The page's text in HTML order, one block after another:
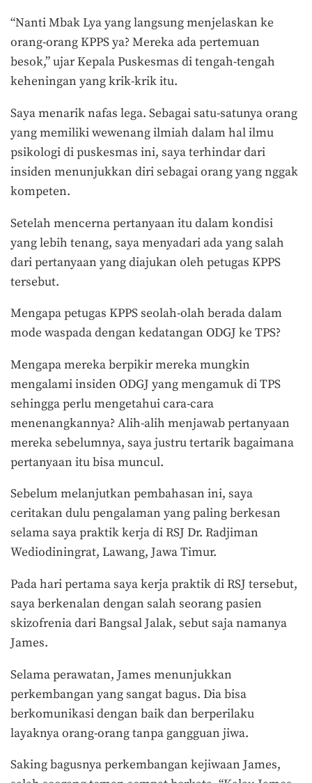
“Nanti Mbak Lya yang langsung menjelaskan ke
orang-orang KPPS ya? Mereka ada pertemuan
besok,” ujar Kepala Puskesmas di tengah-tengah
keheningan yang krik-krik itu.
Saya menarik nafas lega. Sebagai satu-satunya orang
yang memiliki wewenang ilmiah dalam hal ilmu
psikologi di puskesmas ini, saya terhindar dari
insiden menunjukkan diri sebagai orang yang nggak
kompeten.
Setelah mencerna pertanyaan itu dalam kondisi
yang lebih tenang, saya menyadari ada yang salah
dari pertanyaan yang diajukan oleh petugas KPPS
tersebut.
Mengapa petugas KPPS seolah-olah berada dalam
mode waspada dengan kedatangan ODGJ ke TPS?
Mengapa mereka berpikir mereka mungkin
mengalami insiden ODGJ yang mengamuk di TPS
sehingga perlu mengetahui cara-cara
menenangkannya? Alih-alih menjawab pertanyaan
mereka sebelumnya, saya justru tertarik bagaimana
pertanyaan itu bisa muncul.
Sebelum melanjutkan pembahasan ini, saya
ceritakan dulu pengalaman yang paling berkesan
selama saya praktik kerja di RSJ Dr. Radjiman
Wediodiningrat, Lawang, Jawa Timur.
Pada hari pertama saya kerja praktik di RSJ tersebut,
saya berkenalan dengan salah seorang pasien
skizofrenia dari Bangsal Jalak, sebut saja namanya
James.
Selama perawatan, James menunjukkan
perkembangan yang sangat bagus. Dia bisa
berkomunikasi dengan baik dan berperilaku
layaknya orang-orang tanpa gangguan jiwa.
Saking bagusnya perkembangan kejiwaan James,